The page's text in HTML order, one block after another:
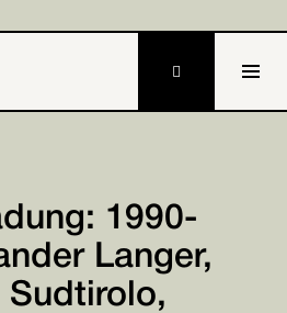

1990-
Langer,
Sudtirolo,